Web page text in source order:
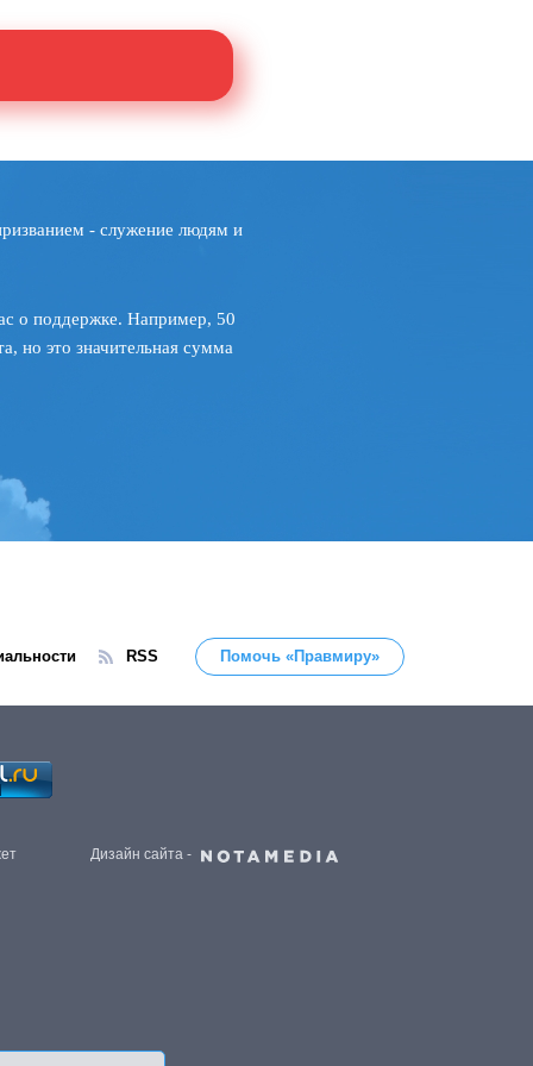
- служение людям и
о поддержке. Например, 50
но это значительная сумма
RSS Помочь «Правмиру»
Дизайн сайта -